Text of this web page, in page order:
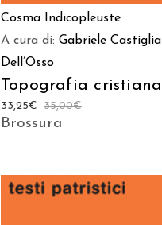
Cosma Indicopleuste
A cura di: Gabriele Castiglia
Dell’Osso
Topografia cristiana
35,00€
33,25€
Brossura